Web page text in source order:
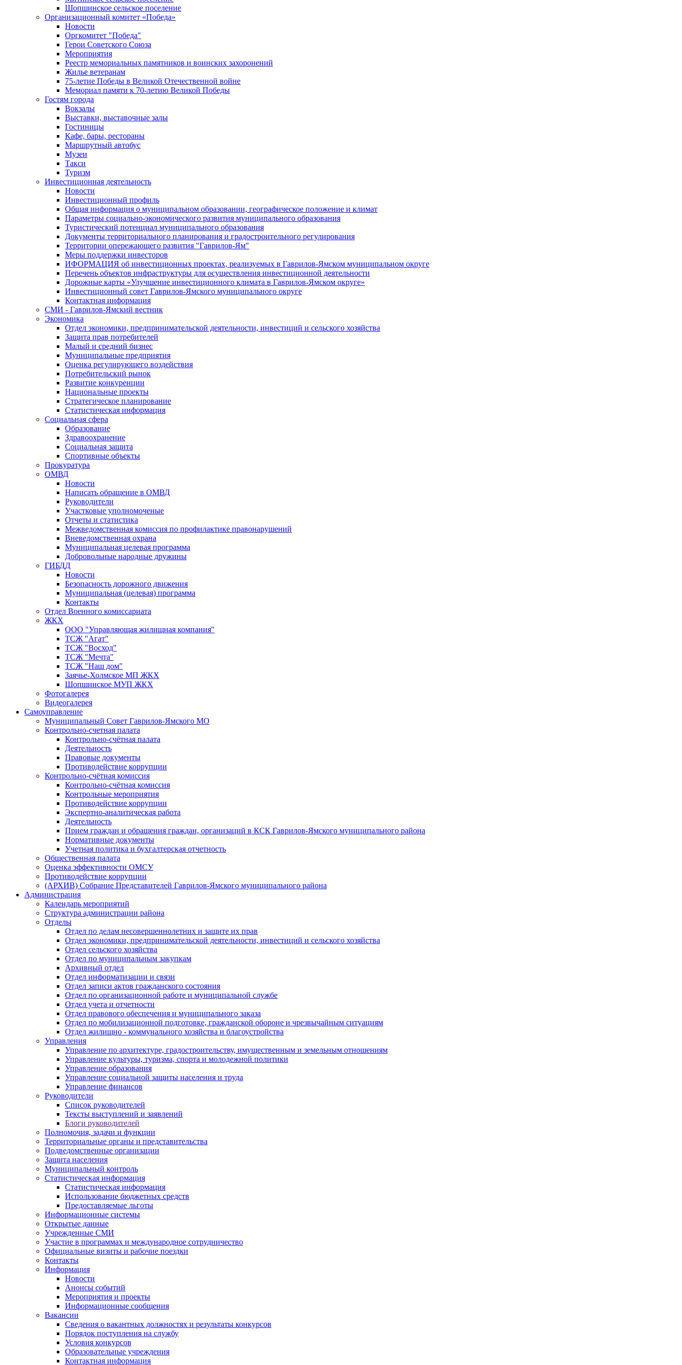
Шопшинское сельское поселение
Организационный комитет «Победа»
Новости
Оргкомитет "Победа"
Герои Советского Союза
Мероприятия
Реестр мемориальных памятников и воинских захоронений
Жилье ветеранам
75-летие Победы в Великой Отечественной войне
Мемориал памяти к 70-летию Великой Победы
Гостям города
Вокзалы
Выставки, выставочные залы
Гостиницы
Кафе, бары, рестораны
Маршрутный автобус
Музеи
Такси
Туризм
Инвестиционная деятельность
Новости
Инвестиционный профиль
Общая информация о муниципальном образовании, географическое положение и климат
Параметры социально-экономического развития муниципального образования
Туристический потенциал муниципального образования
Документы территориального планирования и градостроительного регулирования
Территории опережающего развития "Гаврилов-Ям"
Меры поддержки инвесторов
ИФОРМАЦИЯ об инвестиционных проектах, реализуемых в Гаврилов-Ямском муниципальном округе
Перечень объектов инфраструктуры для осуществления инвестиционной деятельности
Дорожные карты «Улучшение инвестиционного климата в Гаврилов-Ямском округе»
Инвестиционный совет Гаврилов-Ямского муниципального округе
Контактная информация
СМИ - Гаврилов-Ямский вестник
Экономика
Отдел экономики, предпринимательской деятельности, инвестиций и сельского хозяйства
Защита прав потребителей
Малый и средний бизнес
Муниципальные предприятия
Оценка регулирующего воздействия
Потребительский рынок
Развитие конкуренции
Национальные проекты
Стратегическое планирование
Статистическая информация
Социальная сфера
Образование
Здравоохранение
Социальная защита
Спортивные объекты
Прокуратура
ОМВД
Новости
Написать обращение в ОМВД
Руководители
Участковые уполномоченые
Отчеты и статистика
Межведомственная комиссия по профилактике правонарушений
Вневедомственная охрана
Муниципальная целевая программа
Добровольные народные дружины
ГИБДД
Новости
Безопасность дорожного движения
Муниципальная (целевая) программа
Контакты
Отдел Военного комиссариата
ЖКХ
ООО "Управляющая жилищная компания"
ТСЖ "Агат"
ТСЖ "Восход"
ТСЖ "Мечта"
ТСЖ "Наш дом"
Заячье-Холмское МП ЖКХ
Шопшинское МУП ЖКХ
Фотогалерея
Видеогалерея
Самоуправление
Муниципальный Совет Гаврилов-Ямского МО
Контрольно-счетная палата
Контрольно-счётная палата
Деятельность
Правовые документы
Противодействие коррупции
Контрольно-счётная комиссия
Контрольно-счётная комиссия
Контрольные мероприятия
Противодействие коррупции
Экспертно-аналитическая работа
Деятельность
Прием граждан и обращения граждан, организаций в КСК Гаврилов-Ямского муниципального района
Нормативные документы
Учетная политика и бухгалтерская отчетность
Общественная палата
Оценка эффективности ОМСУ
Противодействие коррупции
(АРХИВ) Собрание Представителей Гаврилов-Ямского муниципального района
Администрация
Календарь мероприятий
Структура администрации района
Отделы
Отдел по делам несовершеннолетних и защите их прав
Отдел экономики, предпринимательской деятельности, инвестиций и сельского хозяйства
Отдел сельского хозяйства
Отдел по муниципальным закупкам
Архивный отдел
Отдел информатизации и связи
Отдел записи актов гражданского состояния
Отдел по организационной работе и муниципальной службе
Отдел учета и отчетности
Отдел правового обеспечения и муниципального заказа
Отдел по мобилизационной подготовке, гражданской обороне и чрезвычайным ситуациям
Отдел жилищно - коммунального хозяйства и благоустройства
Управления
Управление по архитектуре, градостроительству, имущественным и земельным отношениям
Управление культуры, туризма, спорта и молодежной политики
Управление образования
Управление социальной защиты населения и труда
Управление финансов
Руководители
Список руководителей
Тексты выступлений и заявлений
Блоги руководителей
Полномочия, задачи и функции
Территориальные органы и представительства
Подведомственные организации
Защита населения
Муниципальный контроль
Статистическая информация
Статистическая информация
Использование бюджетных средств
Предоставляемые льготы
Информационные системы
Открытые данные
Учрежденные СМИ
Участие в программах и международное сотрудничество
Официальные визиты и рабочие поездки
Контакты
Информация
Новости
Анонсы событий
Мероприятия и проекты
Информационные сообщения
Вакансии
Сведения о вакантных должностях и результаты конкурсов
Порядок поступления на службу
Условия конкурсов
Образовательные учреждения
Контактная информация